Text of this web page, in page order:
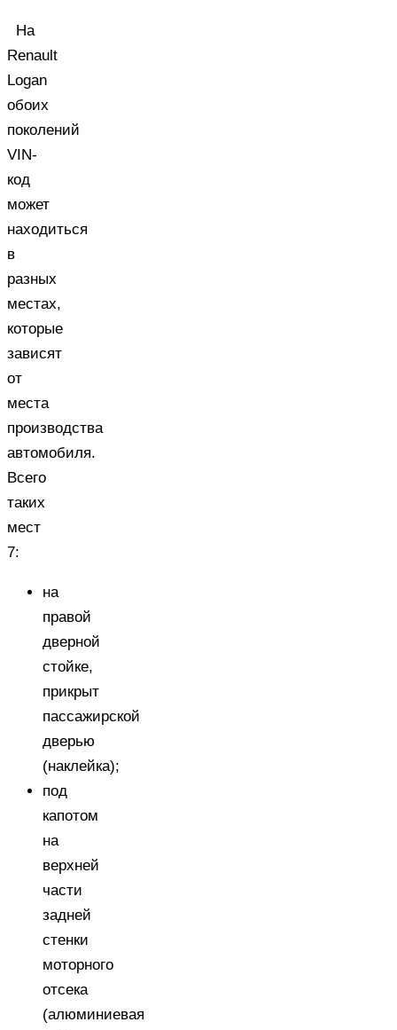
На
Renault
Logan
обоих
поколений
VIN-
код
может
находиться
в
разных
местах,
которые
зависят
от
места
производства
автомобиля.
Всего
таких
мест
7:
на
правой
дверной
стойке,
прикрыт
пассажирской
дверью
(наклейка);
под
капотом
на
верхней
части
задней
стенки
моторного
отсека
(алюминиевая